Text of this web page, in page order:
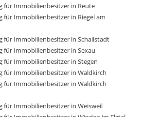
für Immobilienbesitzer in Reute
für Immobilienbesitzer in Riegel am
für Immobilienbesitzer in Schallstadt
für Immobilienbesitzer in Sexau
für Immobilienbesitzer in Stegen
für Immobilienbesitzer in Waldkirch
für Immobilienbesitzer in Waldkirch
für Immobilienbesitzer in Weisweil